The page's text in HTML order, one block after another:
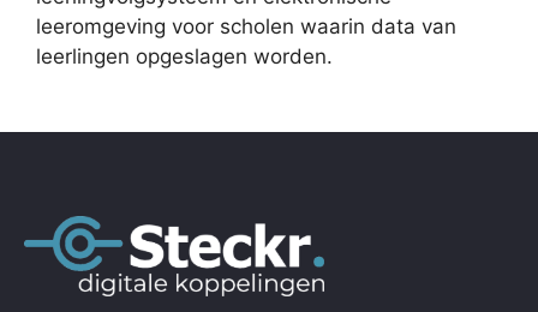
leeromgeving voor scholen waarin data van
leerlingen opgeslagen worden.